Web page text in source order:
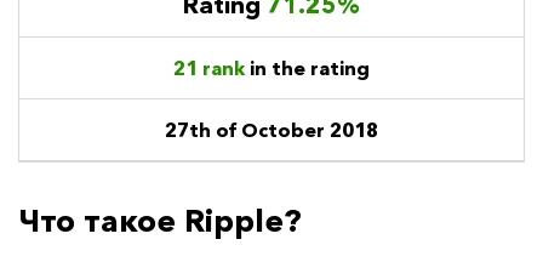
21 rank in the rating
27th of October 2018
Что такое Ripple?